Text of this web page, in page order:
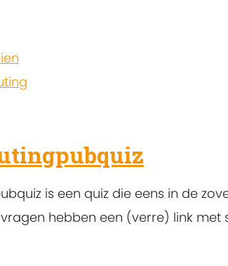
is een quiz die eens in de
hebben een (verre) link met